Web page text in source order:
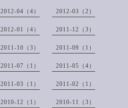
2012-04（4） 2012-03（2）
2012-01（4） 2011-12（3）
2011-10（3） 2011-09（1）
2011-07（1） 2011-05（4）
2011-03（1） 2011-02（1）
2010-12（1） 2010-11（3）